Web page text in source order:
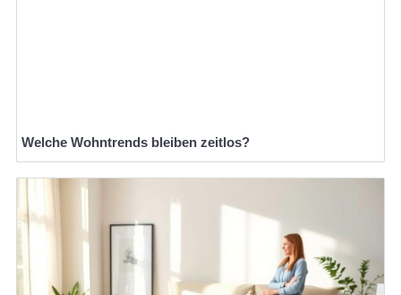
Welche Wohntrends bleiben zeitlos?